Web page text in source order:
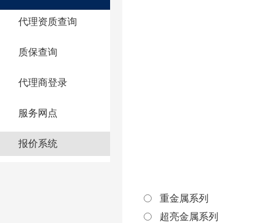
代理资质查询
质保查询
代理商登录
服务网点
报价系统
重金属系列
超亮金属系列